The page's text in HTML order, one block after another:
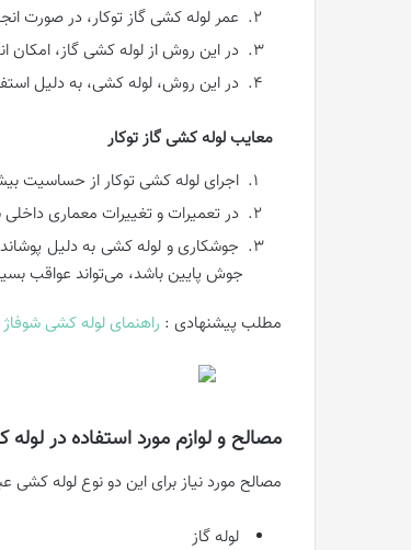
عمر لوله کشی گاز توکار، در صورت
در این روش از لوله کشی گاز،
در این روش، لوله کشی، به دلیل
معایب لوله کشی گاز توکار
اجرای لوله کشی توکار از حساسیت
در تعمیرات و تغییرات معماری
جوشکاری و لوله کشی به دلیل
جوش پایین باشد، می‌تواند عواقب
مطلب پیشنهادی : راهنمای لوله کشی
مصالح و لوازم مورد استفاده در لوله
مصالح مورد نیاز برای این دو نوع لوله کشی
لوله گاز